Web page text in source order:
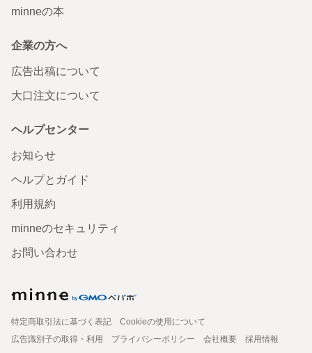
minneの本
企業の方へ
広告出稿について
大口注文について
ヘルプセンター
お知らせ
ヘルプとガイド
利用規約
minneのセキュリティ
お問い合わせ
特定商取引法に基づく表記
Cookieの使用について
広告識別子の取得・利用
プライバシーポリシー 会社概要
採用情報